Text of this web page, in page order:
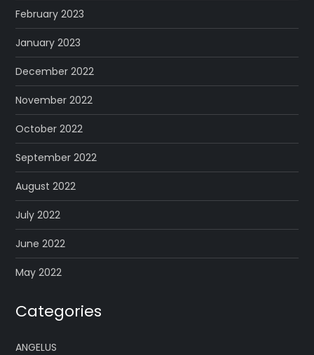
February 2023
January 2023
December 2022
November 2022
October 2022
September 2022
August 2022
July 2022
June 2022
May 2022
Categories
ANGELUS